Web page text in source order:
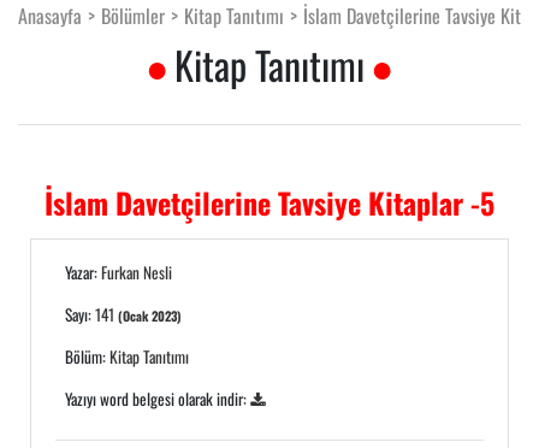
Anasayfa Bölümler Kitap Tanıtımı İslam Davetçilerine Tavsiye
Kitap Tanıtımı
İslam Davetçilerine Tavsiye Kitaplar -5
Yazar:Furkan Nesli
Sayı:141 (Ocak 2023)
Bölüm:Kitap Tanıtımı
Yazıyı word belgesi olarak indir: